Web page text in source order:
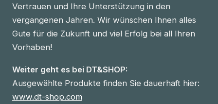
Vertrauen und Ihre Unterstützung in den
vergangenen Jahren. Wir wünschen Ihnen alles
Gute für die Zukunft und viel Erfolg bei all Ihren
Vorhaben!
Weiter geht es bei DT&SHOP:
Ausgewählte Produkte finden Sie dauerhaft hier:
www.dt-shop.com